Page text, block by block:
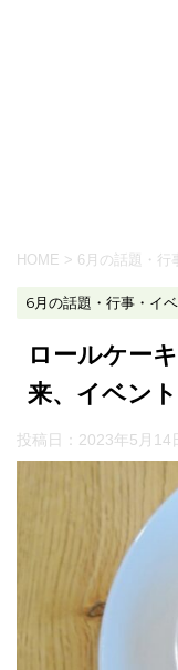
HOME > 6月の話題・行
6月の話題・行事・イ
ロールケー
来、イベン
投稿日： 2023年5月14